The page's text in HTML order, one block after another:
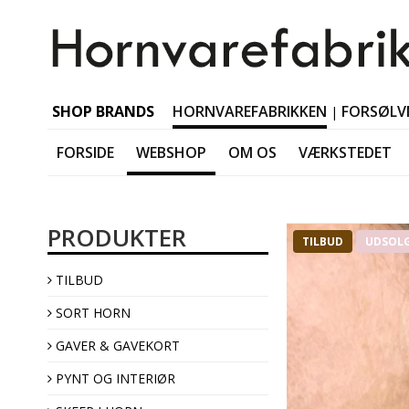
SHOP BRANDS HORNVAREFABRIKKEN |
FORSIDE WEBSHOP
SORT HORN
SORT HORN Jewellery
OM OS VÆRKSTEDET
PRODUKTER
TILBUD
SORT HORN
GAVER & GAVEKORT
PYNT OG INTERIØR
TILBUD